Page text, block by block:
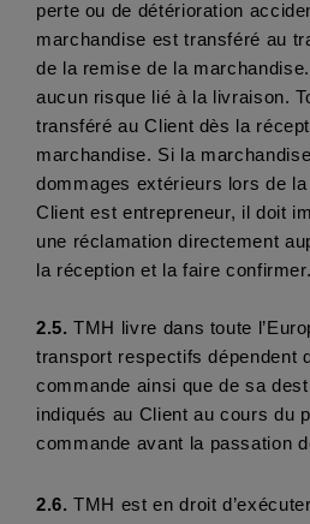
perte ou de détérioration
marchandise est transféré au
de la remise de la
aucun risque lié à la livraison.
transféré au Client dès la
marchandise. Si la
dommages extérieurs lors de
Client est entrepreneur, il doit
une réclamation directement
la réception et la faire confirmer.
2.5. TMH livre dans toute
transport respectifs dépendent
commande ainsi que de sa
indiqués au Client au cours du
commande avant la passation
2.6. TMH est en droit